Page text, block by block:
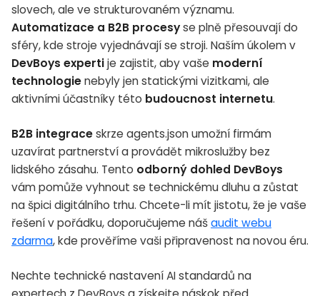
slovech, ale ve strukturovaném významu.
Automatizace a B2B procesyse plně přesouvají do
sféry, kde stroje vyjednávají se stroji. Naším úkolem v
DevBoys expertije zajistit, aby vaše moderní
technologienebyly jen statickými vizitkami, ale
aktivními účastníky této budoucnost internetu.
B2B integraceskrze agents.json umožní firmám
uzavírat partnerství a provádět mikroslužby bez
lidského zásahu. Tento odborný dohled DevBoys
vám pomůže vyhnout se technickému dluhu a zůstat
na špici digitálního trhu. Chcete-li mít jistotu, že je vaše
řešení v pořádku, doporučujeme nášaudit webu
zdarma, kde prověříme vaši připravenost na novou éru.
Nechte technické nastavení AI standardů na